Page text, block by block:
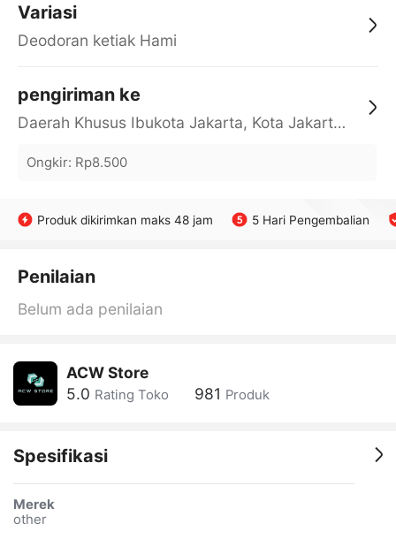
Variasi
Deodoran ketiak Hami
pengiriman ke
Daerah Khusus Ibukota Jakarta, Kota Jakarta Barat, Cengkareng, yy
Ongkir: Rp8.500
Produk dikirimkan maks 48 jam 5 Hari Pengembalian
Penilaian
Belum ada penilaian
ACW Store
5.0 Rating Toko 981 Produk
Spesifikasi
Merek
other